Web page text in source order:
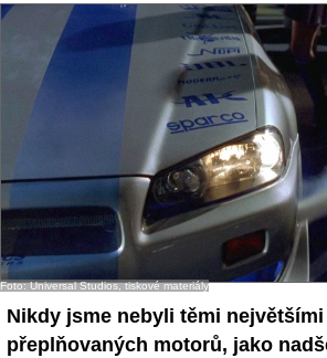
- Život řidiče
- Tuning
- Ostatní
Diskuzní fórum
Sledujte nás!
Foto: Universal Studios, tiskové materiály
Nikdy jsme nebyli těmi
přeplňovaných motorů, jako